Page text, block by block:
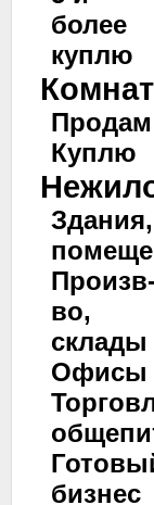
более
куплю
Продам
Куплю
Здания,
Произв-
во,
склады
Офисы
бизнес